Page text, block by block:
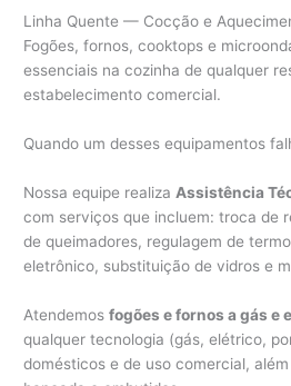
Linha Quente — Cocção e
Fogões, fornos, cooktops e
essenciais na cozinha de qualquer
estabelecimento comercial.
Quando um desses equipamentos
Nossa equipe realiza Assistência
com serviços que incluem: troca de
de queimadores, regulagem de
eletrônico, substituição de vidros e
Atendemosfogões e fornos a gás e
qualquer tecnologia (gás, elétrico,
domésticos e de uso comercial,